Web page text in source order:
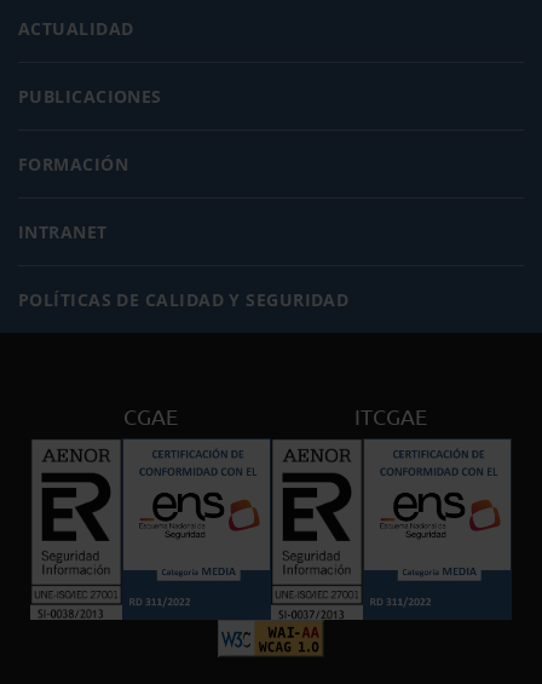
ACTUALIDAD
PUBLICACIONES
FORMACIÓN
INTRANET
POLÍTICAS DE CALIDAD Y SEGURIDAD
CGAE ITCGAE